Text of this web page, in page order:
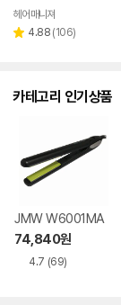
페이
헤어매니져
별 4.88 리
(106)
카테고리 인기상품
JMW W6001MA
74,840원
4.7 (69)